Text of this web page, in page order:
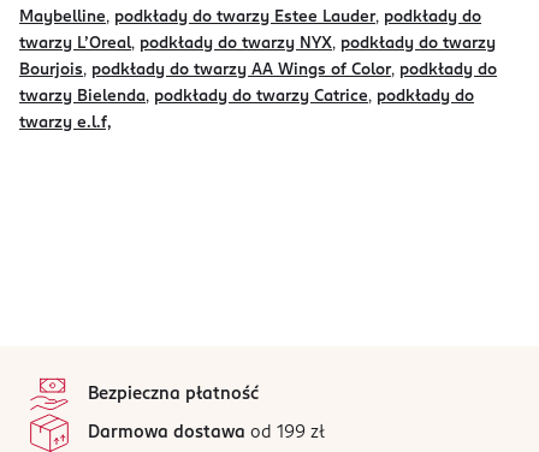
Maybelline, podkłady do twarzy Estee Lauder, podkłady do
twarzy L’Oreal, podkłady do twarzy NYX, podkłady do twarzy
Bourjois, podkłady do twarzy AA Wings of Color, podkłady do
twarzy Bielenda, podkłady do twarzy Catrice, podkłady do
twarzy e.l.f,
Bezpieczna płatność
Darmowa dostawa od 199 zł